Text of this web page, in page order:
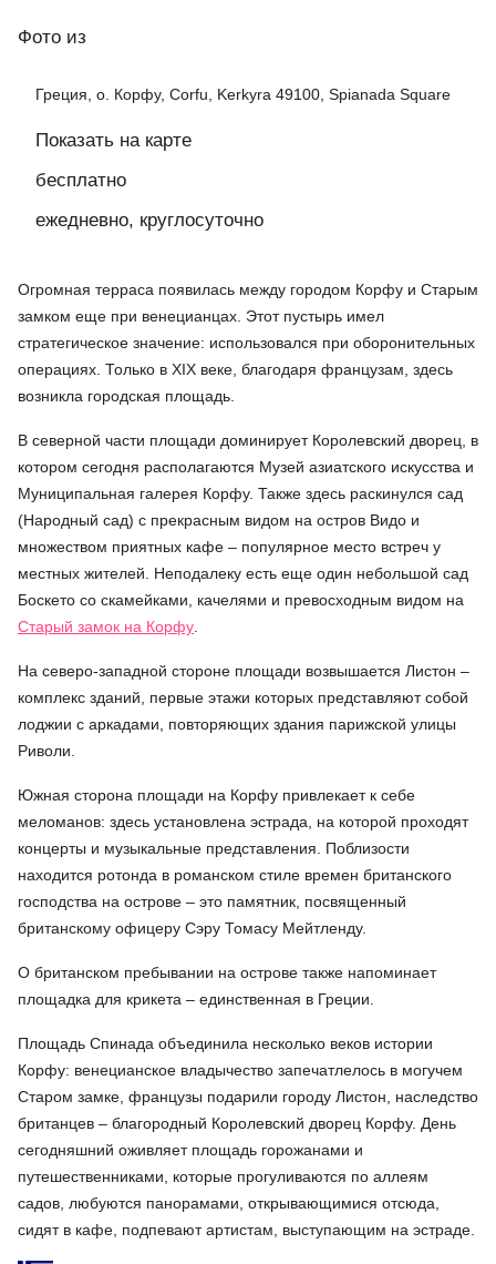
Фото из
Греция, о. Корфу, Corfu, Kerkyra 49100, Spianada Square
Показать на карте
бесплатно
ежедневно, круглосуточно
Огромная терраса появилась между городом Корфу и Старым
замком еще при венецианцах. Этот пустырь имел
стратегическое значение: использовался при оборонительных
операциях. Только в XIX веке, благодаря французам, здесь
возникла городская площадь.
В северной части площади доминирует Королевский дворец, в
котором сегодня располагаются Музей азиатского искусства и
Муниципальная галерея Корфу. Также здесь раскинулся сад
(Народный сад) с прекрасным видом на остров Видо и
множеством приятных кафе – популярное место встреч у
местных жителей. Неподалеку есть еще один небольшой сад
Боскето со скамейками, качелями и превосходным видом на
Старый замок на Корфу
На северо-западной стороне площади возвышается Листон –
комплекс зданий, первые этажи которых представляют собой
лоджии с аркадами, повторяющих здания парижской улицы
Риволи.
Южная сторона площади на Корфу привлекает к себе
меломанов: здесь установлена эстрада, на которой проходят
концерты и музыкальные представления. Поблизости
находится ротонда в романском стиле времен британского
господства на острове – это памятник, посвященный
британскому офицеру Сэру Томасу Мейтленду.
О британском пребывании на острове также напоминает
площадка для крикета – единственная в Греции.
Площадь Спинада объединила несколько веков истории
Корфу: венецианское владычество запечатлелось в могучем
Старом замке, французы подарили городу Листон, наследство
британцев – благородный Королевский дворец Корфу. День
сегодняшний оживляет площадь горожанами и
путешественниками, которые прогуливаются по аллеям
садов, любуются панорамами, открывающимися отсюда,
сидят в кафе, подпевают артистам, выступающим на эстраде.